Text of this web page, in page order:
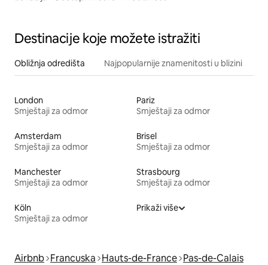
Destinacije koje možete istražiti
Obližnja odredišta Najpopularnije znamenitosti u blizini
London
Smještaji za odmor
Pariz
Smještaji za odmor
Amsterdam
Smještaji za odmor
Brisel
Smještaji za odmor
Manchester
Smještaji za odmor
Strasbourg
Smještaji za odmor
Köln
Smještaji za odmor
Prikaži više
Airbnb Francuska Hauts-de-France Pas-de-Calais